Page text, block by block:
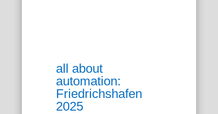
all about
automation:
Friedrichshafen
2025